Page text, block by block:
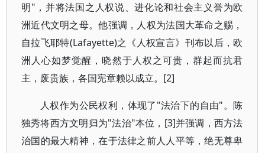
明"，并将法国之人权说、进化论和社会主义誉为欧
洲近代文明之母。他强调，人权为法国大革命之赐，
自拉飞耶特(Lafayette)之《人权宣言》刊布以后，欧
洲人心如梦觉醒，晓然于人权之可贵，群起而抗君
主，废贵族，各国宪章赖以成立。[2]
人权作为公民权利，体现了"法治下的自由"。陈
独秀将西方文明归为"法治"本位，[3]并强调，西方法
治国的最大精神，在于法律之前人人平等，绝无尊卑